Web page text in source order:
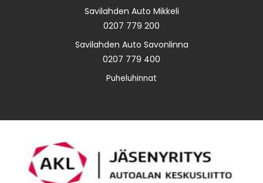
Savilahden Auto Mikkeli
0207 779 200
Savilahden Auto Savonlinna
0207 779 400
Puheluhinnat